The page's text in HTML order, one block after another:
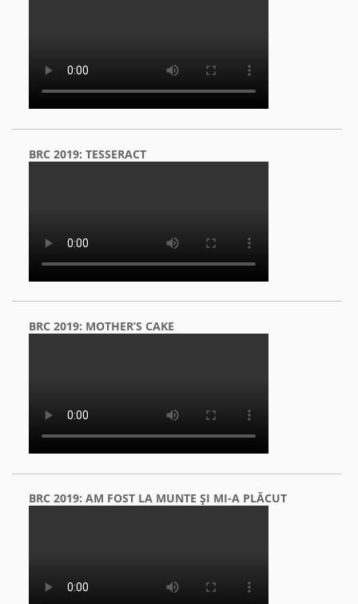
BRC 2019: TESSERACT
BRC 2019: MOTHER’S CAKE
BRC 2019: AM FOST LA MUNTE ŞI MI-A PLĂCUT